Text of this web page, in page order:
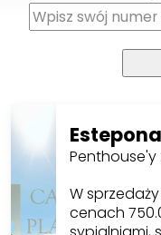
Estepona
W
cenach